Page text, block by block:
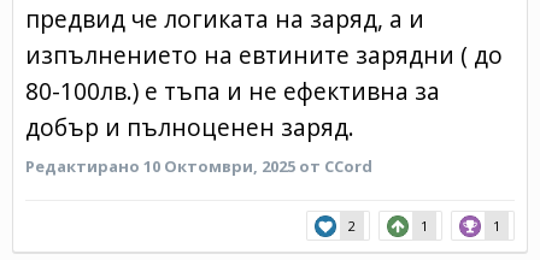
предвид че логиката на заряд, а и
изпълнението на евтините зарядни ( до
80-100лв.) е тъпа и не ефективна за
добър и пълноценен заряд.
Редактирано 10 Октомври, 2025 от CCord
2 1 1